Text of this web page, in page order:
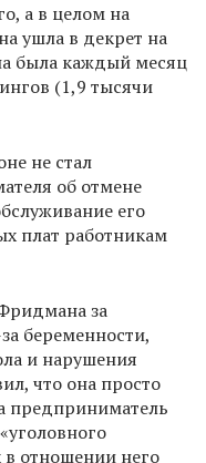
а в целом на
ушла в декрет на
была каждый месяц
(1,9 тысячи
не стал
об отмене
его
плат работникам
за
беременности,
и нарушения
что она просто
предприниматель
в отношении него